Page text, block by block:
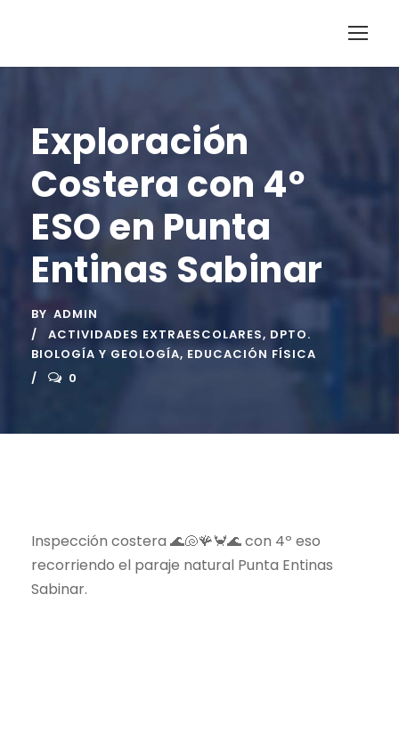
Exploración
Costera con 4º
ESO en Punta
Entinas Sabinar
BY ADMIN
ACTIVIDADES EXTRAESCOLARES, DPTO.
BIOLOGÍA Y GEOLOGÍA, EDUCACIÓN FÍSICA
0
Inspección costera 🌊🐚🪸🦀🌊 con 4º eso
recorriendo el paraje natural Punta Entinas
Sabinar.